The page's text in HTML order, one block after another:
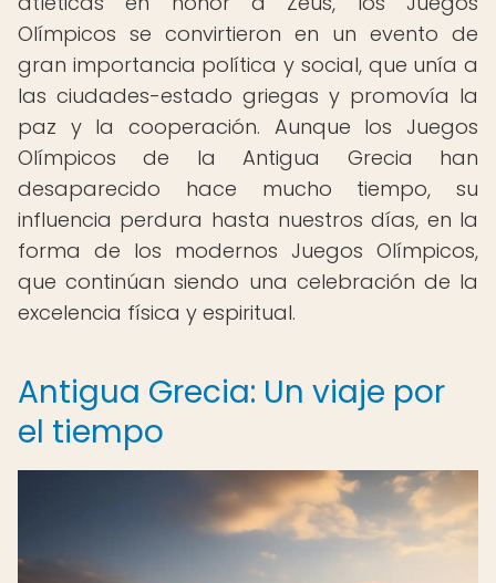
Olímpicos se convirtieron en un evento de
gran importancia política y social, que unía a
las ciudades-estado griegas y promovía la
paz y la cooperación. Aunque los Juegos
Olímpicos de la Antigua Grecia han
desaparecido hace mucho tiempo, su
influencia perdura hasta nuestros días, en la
forma de los modernos Juegos Olímpicos,
que continúan siendo una celebración de la
excelencia física y espiritual.
Antigua Grecia: Un viaje por
el tiempo